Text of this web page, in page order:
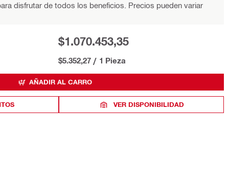
disfrutar de todos los beneficios. Precios pueden variar
$1.070.453,35
$5.352,27 / 1 Pieza
AÑADIR AL CARRO
VER DISPONIBILIDAD